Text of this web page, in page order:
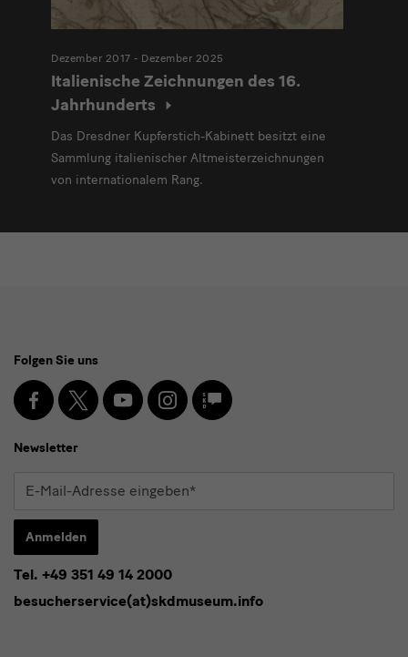
Dezember 2017 - Dezember 2025
Italienische Zeichnungen des 16.
Jahrhunderts
Das Dresdner Kupferstich-Kabinett besitzt eine
Sammlung italienischer Altmeisterzeichnungen
von internationalem Rang.
Media
und
Newsletter
Folgen Sie uns
Facebook
X YoutubeInstagramSKD
Blog
Newsletter
E-
Adresse
Anmelden
* Pflichtfeld
Ich stimme derDatenschutzerklärung
Tel. +49 351 49 14 2000
besucherservice(at)skdmuseum.info